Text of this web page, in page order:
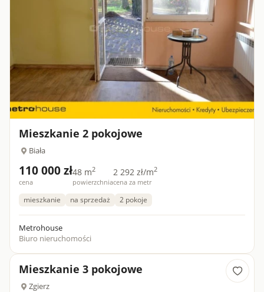
Mieszkanie 2 pokojowe
Biała
110 000 zł
cena
48 m2
powierzchnia
2 292 zł/m2
cena za metr
mieszkanie na sprzedaż 2 pokoje
Metrohouse
Biuro nieruchomości
Mieszkanie 3 pokojowe
Zgierz